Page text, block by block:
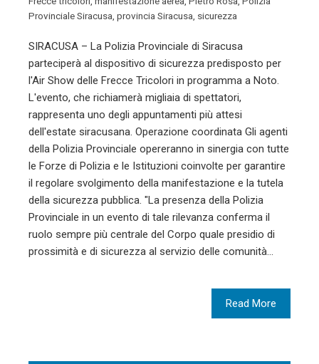
Provinciale Siracusa provincia Siracusa sicurezza
SIRACUSA – La Polizia Provinciale di Siracusa
parteciperà al dispositivo di sicurezza predisposto per
l'Air Show delle Frecce Tricolori in programma a Noto.
L'evento, che richiamerà migliaia di spettatori,
rappresenta uno degli appuntamenti più attesi
dell'estate siracusana. Operazione coordinata Gli agenti
della Polizia Provinciale opereranno in sinergia con tutte
le Forze di Polizia e le Istituzioni coinvolte per garantire
il regolare svolgimento della manifestazione e la tutela
della sicurezza pubblica. "La presenza della Polizia
Provinciale in un evento di tale rilevanza conferma il
ruolo sempre più centrale del Corpo quale presidio di
prossimità e di sicurezza al servizio delle comunità…
Read More